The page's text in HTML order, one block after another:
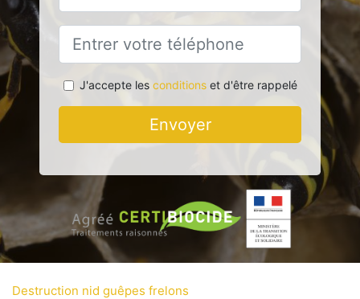
J'accepte les conditionset d'être rappelé
Envoyer
Destruction nid guêpes frelons